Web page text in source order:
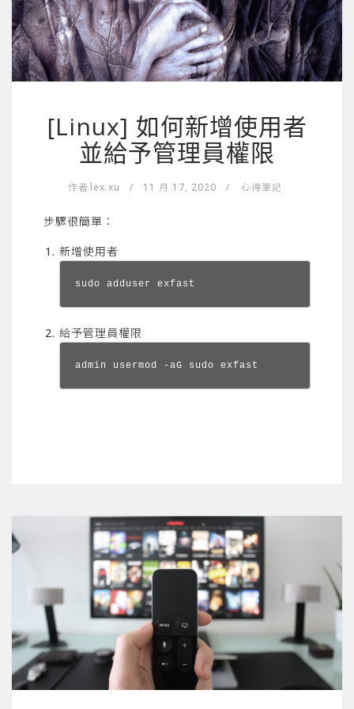
[Linux] 如何新增使用者
並給予管理員權限
作者 lex.xu / 11 月 17, 2020 / 心得筆記
步驟很簡單：
新增使用者
sudo adduser exfast
給予管理員權限
admin usermod -aG sudo exfast